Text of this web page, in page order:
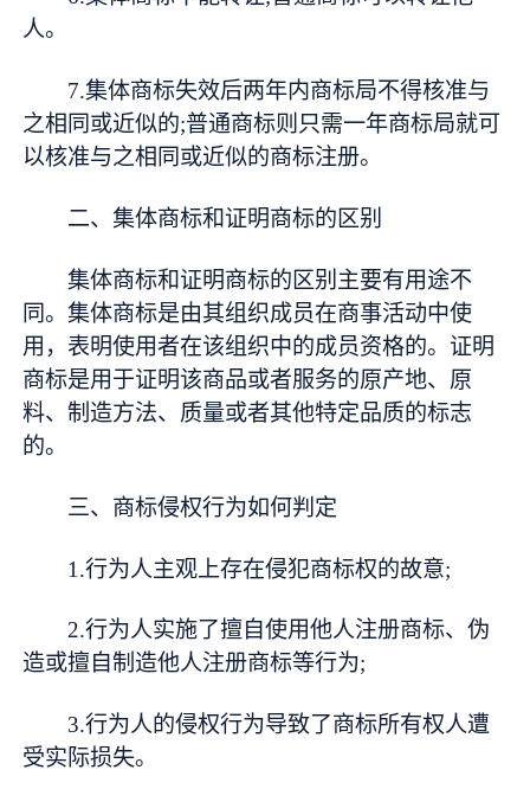
人。
7.集体商标失效后两年内商标局不得核准与
之相同或近似的;普通商标则只需一年商标局就可
以核准与之相同或近似的商标注册。
二、集体商标和证明商标的区别
集体商标和证明商标的区别主要有用途不
同。集体商标是由其组织成员在商事活动中使
用，表明使用者在该组织中的成员资格的。证明
商标是用于证明该商品或者服务的原产地、原
料、制造方法、质量或者其他特定品质的标志
的。
三、商标侵权行为如何判定
1.行为人主观上存在侵犯商标权的故意;
2.行为人实施了擅自使用他人注册商标、伪
造或擅自制造他人注册商标等行为;
3.行为人的侵权行为导致了商标所有权人遭
受实际损失。